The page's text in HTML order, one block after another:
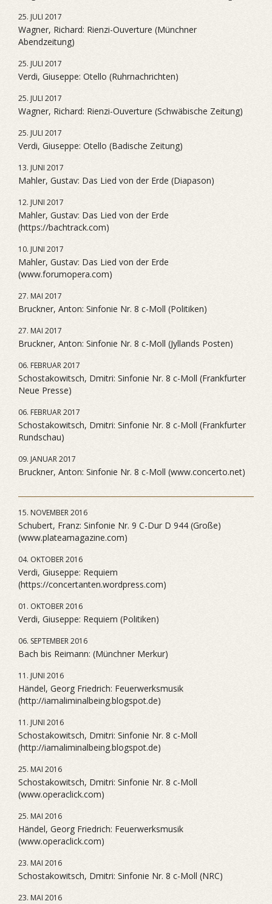
25. JULI 2017
Wagner, Richard: Rienzi-Ouverture (Münchner
Abendzeitung)
25. JULI 2017
Verdi, Giuseppe: Otello (Ruhrnachrichten)
25. JULI 2017
Wagner, Richard: Rienzi-Ouverture (Schwäbische Zeitung)
25. JULI 2017
Verdi, Giuseppe: Otello (Badische Zeitung)
13. JUNI 2017
Mahler, Gustav: Das Lied von der Erde (Diapason)
12. JUNI 2017
Mahler, Gustav: Das Lied von der Erde
(https://bachtrack.com)
10. JUNI 2017
Mahler, Gustav: Das Lied von der Erde
(www.forumopera.com)
27. MAI 2017
Bruckner, Anton: Sinfonie Nr. 8 c-Moll (Politiken)
27. MAI 2017
Bruckner, Anton: Sinfonie Nr. 8 c-Moll (Jyllands Posten)
06. FEBRUAR 2017
Schostakowitsch, Dmitri: Sinfonie Nr. 8 c-Moll (Frankfurter
Neue Presse)
06. FEBRUAR 2017
Schostakowitsch, Dmitri: Sinfonie Nr. 8 c-Moll (Frankfurter
Rundschau)
09. JANUAR 2017
Bruckner, Anton: Sinfonie Nr. 8 c-Moll (www.concerto.net)
15. NOVEMBER 2016
Schubert, Franz: Sinfonie Nr. 9 C-Dur D 944 (Große)
(www.plateamagazine.com)
04. OKTOBER 2016
Verdi, Giuseppe: Requiem
(https://concertanten.wordpress.com)
01. OKTOBER 2016
Verdi, Giuseppe: Requiem (Politiken)
06. SEPTEMBER 2016
Bach bis Reimann: (Münchner Merkur)
11. JUNI 2016
Händel, Georg Friedrich: Feuerwerksmusik
(http://iamaliminalbeing.blogspot.de)
11. JUNI 2016
Schostakowitsch, Dmitri: Sinfonie Nr. 8 c-Moll
(http://iamaliminalbeing.blogspot.de)
25. MAI 2016
Schostakowitsch, Dmitri: Sinfonie Nr. 8 c-Moll
(www.operaclick.com)
25. MAI 2016
Händel, Georg Friedrich: Feuerwerksmusik
(www.operaclick.com)
23. MAI 2016
Schostakowitsch, Dmitri: Sinfonie Nr. 8 c-Moll (NRC)
23. MAI 2016